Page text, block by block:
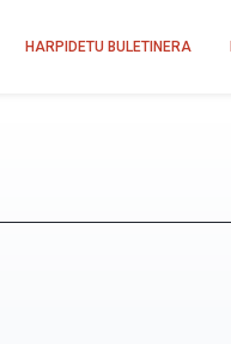
HARPIDETU BULETINERA